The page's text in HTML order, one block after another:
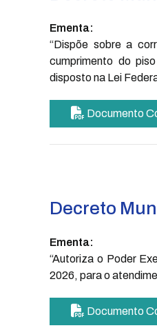
Ementa:
“Dispõe sobre a
cumprimento do
disposto na Lei
Documento
Decreto
Ementa:
“Autoriza o Poder
2026, para o
Documento